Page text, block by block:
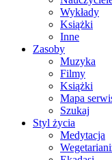
Wykłady
Książki
Inne
Zasoby
Muzyka
Filmy
Książki
Mapa
Szukaj
Styl życia
Medytacja